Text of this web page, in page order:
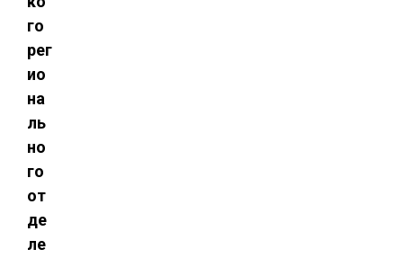
го
рег
ио
на
ль
но
го
от
де
ле